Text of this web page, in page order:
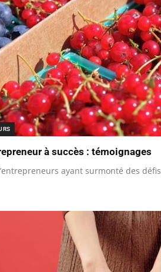
à succès : témoignages
ayant surmonté des